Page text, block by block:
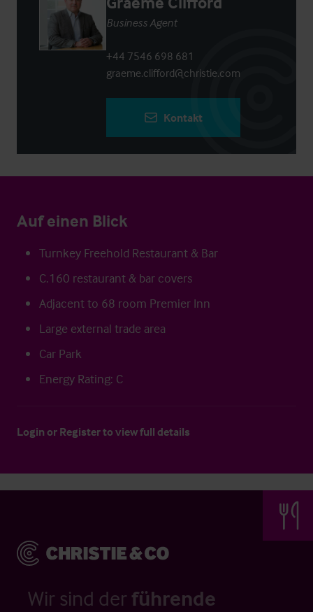
Business Agent
+44 7546 698 681
graeme.clifford@christie.com
Kontakt
Auf einen Blick
Turnkey Freehold Restaurant & Bar
C.160 restaurant & bar covers
Adjacent to 68 room Premier Inn
Large external trade area
Car Park
Energy Rating: C
Login or Registerto view full details
Wir sind der führende